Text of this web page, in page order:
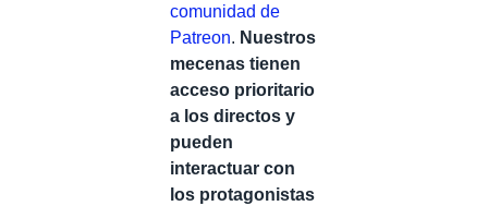
comunidad de
Patreon. Nuestros
mecenas tienen
acceso prioritario
a los directos y
pueden
interactuar con
los protagonistas